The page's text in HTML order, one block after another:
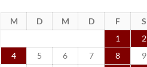
M D M D F S
1
2
4
5 6 7 8 9